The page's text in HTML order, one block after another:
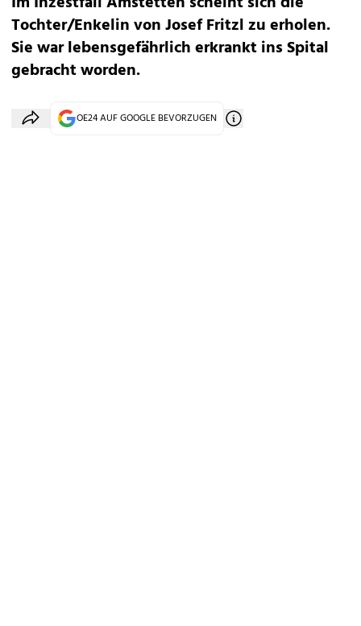
Tochter/Enkelin von Josef Fritzl zu erholen.
Sie war lebensgefährlich erkrankt ins Spital
gebracht worden.
OE24 AUF GOOGLE BEVORZUGEN